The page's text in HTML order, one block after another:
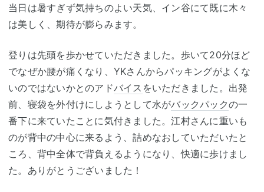
当日は暑すぎず気持ちのよい天気、イン谷にて既に木々
は美しく、期待が膨らみます。
登りは先頭を歩かせていただきました。歩いて20分ほど
でなぜか腰が痛くなり、YKさんからパッキングがよくな
いのではないかとのアドバイス をいただきました。出発
前、寝袋を外付けにしようとして水がバックパックの一
番下に来ていたことに気付きました。江村さんに重いも
のが背中の中心に来るよう、詰めなおしていただいたと
ころ、背中全体で背負えるようになり、快適に歩けまし
た。ありがとうございました！